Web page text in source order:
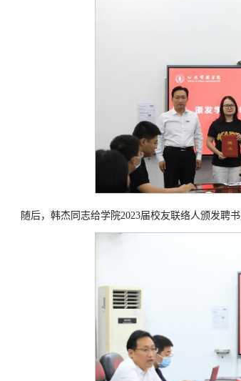
随后，韩杰同志给学院2023届校友联络人颁发聘书